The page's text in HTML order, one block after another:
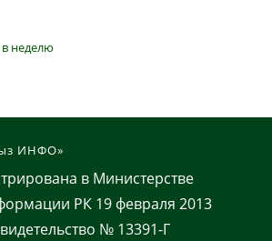
в неделю
ИНФО»
в Министерстве
РК 19 февраля 2013
№ 13391-Г